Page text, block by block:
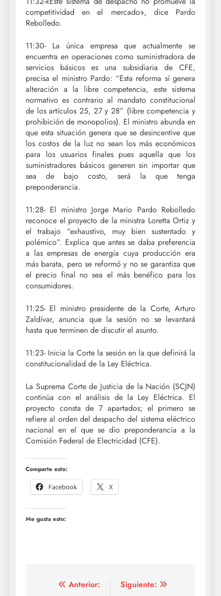
competitividad en el mercado», dice Pardo
Rebolledo.
11:30- La única empresa que actualmente se
encuentra en operaciones como suministradora de
servicios básicos es una subsidiaria de CFE,
precisa el ministro Pardo: “Esta reforma sí genera
alteración a la libre competencia, este sistema
normativo es contrario al mandato constitucional
de los artículos 25, 27 y 28” (libre competencia y
prohibición de monopolios). El ministro abunda en
que esta situación genera que se desincentive que
los costos de la luz no sean los más económicos
para los usuarios finales pues aquella que los
suministradores básicos generen sin importar que
sea de bajo costo, será la que tenga
preponderancia.
11:28- El ministro Jorge Mario Pardo Rebolledo
reconoce el proyecto de la ministra Loretta Ortiz y
el trabajo “exhaustivo, muy bien sustentado y
polémico”. Explica que antes se daba preferencia
a las empresas de energía cuya producción era
más barata, pero se reformó y no se garantiza que
el precio final no sea el más benéfico para los
consumidores.
11:25- El ministro presidente de la Corte, Arturo
Zaldívar, anuncia que la sesión no se levantará
hasta que terminen de discutir el asunto.
11:23- Inicia la Corte la sesión en la que definirá la
constitucionalidad de la Ley Eléctrica.
La Suprema Corte de Justicia de la Nación (SCJN)
continúa con el análisis de la Ley Eléctrica. El
proyecto consta de 7 apartados; el primero se
refiere al orden del despacho del sistema eléctrico
nacional en el que se dio preponderancia a la
Comisión Federal de Electricidad (CFE).
Comparte esto:
Facebook
X
Me gusta esto:
Navegación
Anterior:
Siguiente: